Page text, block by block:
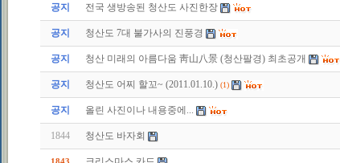
공지 전국 생방송된 청산도 사진한장
공지 청산도 7대 불가사의 진풍경
공지 청산 미래의 아름다움 靑山八景 (청산팔경) 최초공개
공지 청산도 어찌 할꼬~ (2011.01.10.) (1)
공지 올린 사진이나 내용중에...
1844 청산도 바자회